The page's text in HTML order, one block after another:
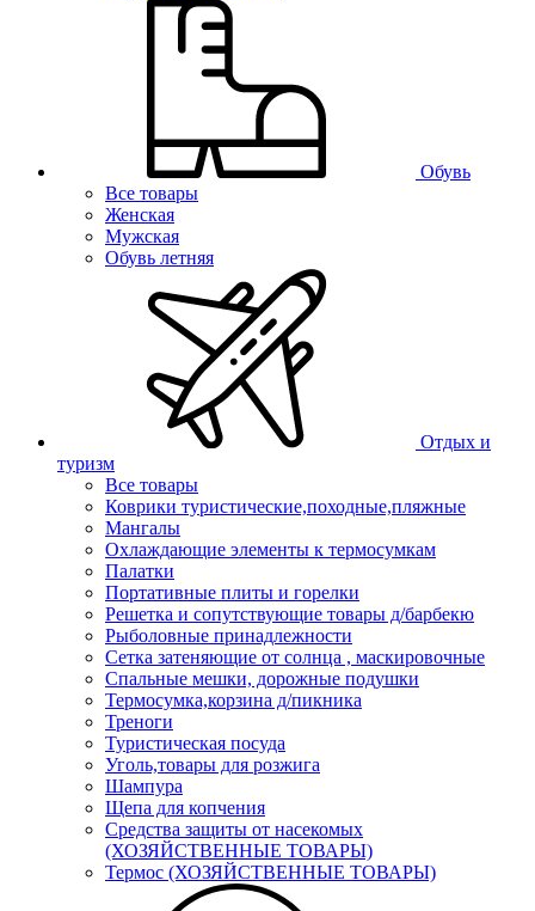
Обувь
Все товары
Женская
Мужская
Обувь летняя
Отдых и
туризм
Все товары
Коврики туристические,походные,пляжные
Мангалы
Охлаждающие элементы к термосумкам
Палатки
Портативные плиты и горелки
Решетка и сопутствующие товары д/барбекю
Рыболовные принадлежности
Сетка затеняющие от солнца , маскировочные
Спальные мешки, дорожные подушки
Термосумка,корзина д/пикника
Треноги
Туристическая посуда
Уголь,товары для розжига
Шампура
Щепа для копчения
Средства защиты от насекомых
(ХОЗЯЙСТВЕННЫЕ ТОВАРЫ)
Термос (ХОЗЯЙСТВЕННЫЕ ТОВАРЫ)